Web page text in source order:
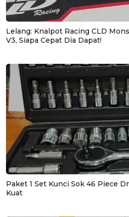
Lelang: Knalpot Racing CLD
V3, Siapa Cepat Dia Dapat!
Paket 1 Set Kunci Sok 46 Piece
Kuat